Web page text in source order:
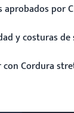
por
y costuras
Cordura